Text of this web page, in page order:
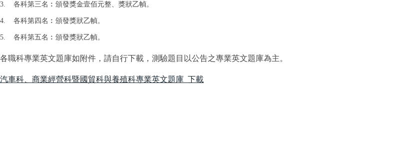
3. 各科第三名︰頒發獎金壹佰元整、獎狀乙幀。
4. 各科第四名︰頒發獎狀乙幀。
5. 各科第五名︰頒發獎狀乙幀。
各職科專業英文題庫如附件，請自行下載，測驗題目以公告之專業英文題庫為主。
汽車科、商業經營科暨國貿科與養殖科專業英文題庫 下載